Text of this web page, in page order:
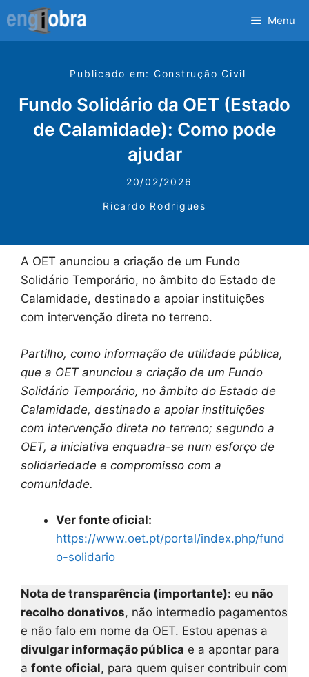
Saltar
para
o
Menu
Publicado em: Construção Civil
Fundo Solidário da OET (Estado
de Calamidade): Como pode
ajudar
20/02/2026
Ricardo Rodrigues
A OET anunciou a criação de um Fundo
Solidário Temporário, no âmbito do Estado de
Calamidade, destinado a apoiar instituições
com intervenção direta no terreno.
Partilho, como informação de utilidade pública,
que a OET anunciou a criação de um Fundo
Solidário Temporário, no âmbito do Estado de
Calamidade, destinado a apoiar instituições
com intervenção direta no terreno; segundo a
OET, a iniciativa enquadra-se num esforço de
solidariedade e compromisso com a
comunidade.
Ver fonte oficial:
https://www.oet.pt/portal/index.php/fund
o-solidario
Nota de transparência (importante): eu não
recolho donativos, não intermedio pagamentos
e não falo em nome da OET. Estou apenas a
divulgar informação pública e a apontar para
a fonte oficial, para quem quiser contribuir com